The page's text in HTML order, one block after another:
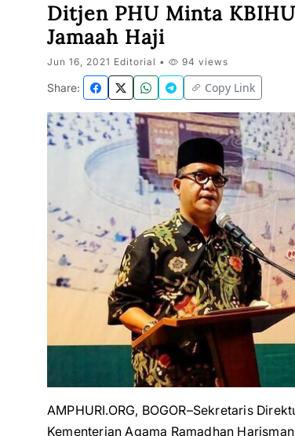
Ditjen PHU Minta
Jamaah Haji
Jun 16, 2021 Editorial • 94 views
Share: Copy Link
AMPHURI.ORG, BOGOR–Sekretaris
Kementerian Agama Ramadhan